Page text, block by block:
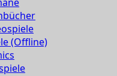
(Offline)